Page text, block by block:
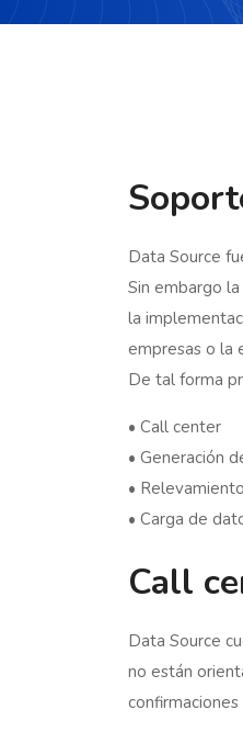
Data Source
Sin embargo
la
empresas o la
De tal forma
• Call center
• Generación
•
• Carga de
Call
Data Source
no están